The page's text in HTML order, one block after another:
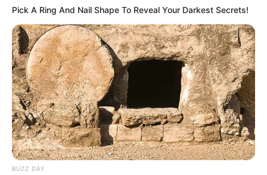
Pick A Ring And Nail Shape To Reveal Your Darkest Secrets!
BUZZ DAY